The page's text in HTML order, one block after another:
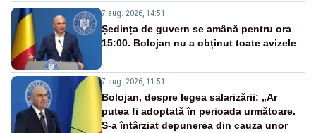
7 aug. 2026, 14:51
Ședința de guvern se amână pentru ora
15:00. Bolojan nu a obținut toate avizele
7 aug. 2026, 11:51
Bolojan, despre legea salarizării: „Ar
putea fi adoptată în perioada următoare.
S-a întârziat depunerea din cauza unor